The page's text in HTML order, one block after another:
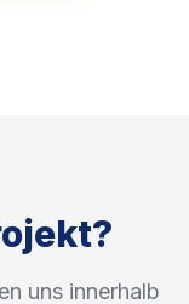
uns innerhalb